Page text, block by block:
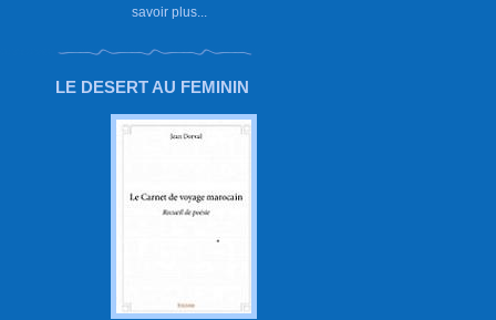
savoir plus...
LE DESERT AU FEMININ